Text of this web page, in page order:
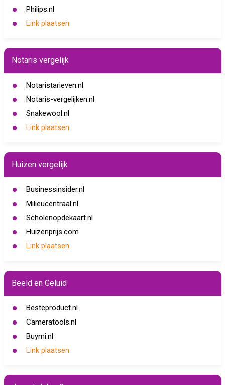
Philips.nl
Link plaatsen
Notaris vergelijk
Notaristarieven.nl
Notaris-vergelijken.nl
Snakewool.nl
Link plaatsen
Huizen vergelijk
Businessinsider.nl
Milieucentraal.nl
Scholenopdekaart.nl
Huizenprijs.com
Link plaatsen
Beeld en Geluid
Besteproduct.nl
Cameratools.nl
Buymi.nl
Link plaatsen